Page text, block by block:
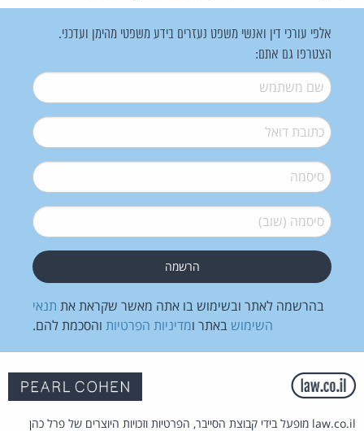
אלפי עורכי דין ואנשי משפט נעזרים בידע משפטי מהימן ועדכני.
הצטרפו גם אתם:
שם משתמש*
דואל*
סיסמה*
סיסמה (שוב)*
בהרשמה לאתר ובשימוש בו אתה מאשר שקראת את תנאי
השימוש באתר ומדיניות הפרטיות והסכמת להם.
law.co.il מופעל בידי קבוצת הסייבר, הפרטיות וזכויות היוצרים של פרל כהן